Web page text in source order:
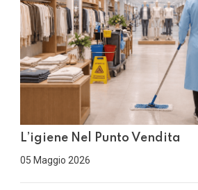
L’igiene Nel Punto Vendita
05 Maggio 2026